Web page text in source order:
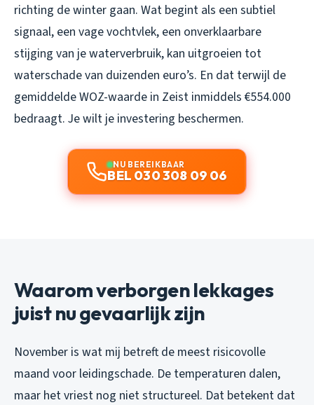
richting de winter gaan. Wat begint als een subtiel
signaal, een vage vochtvlek, een onverklaarbare
stijging van je waterverbruik, kan uitgroeien tot
waterschade van duizenden euro’s. En dat terwijl de
gemiddelde WOZ-waarde in Zeist inmiddels €554.000
bedraagt. Je wilt je investering beschermen.
NU BEREIKBAAR
BEL 030 308 09 06
Waarom verborgen lekkages
juist nu gevaarlijk zijn
November is wat mij betreft de meest risicovolle
maand voor leidingschade. De temperaturen dalen,
maar het vriest nog niet structureel. Dat betekent dat